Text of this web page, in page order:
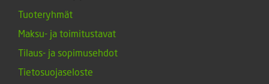
Tuoteryhmät
Maksu- ja toimitustavat
Tilaus- ja sopimusehdot
Tietosuojaseloste